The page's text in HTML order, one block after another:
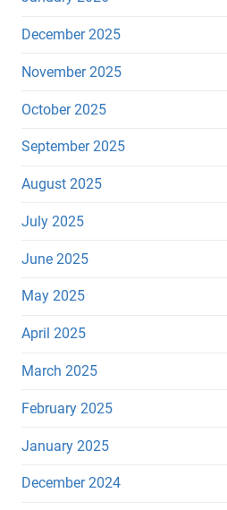
December 2025
November 2025
October 2025
September 2025
August 2025
July 2025
June 2025
May 2025
April 2025
March 2025
February 2025
January 2025
December 2024